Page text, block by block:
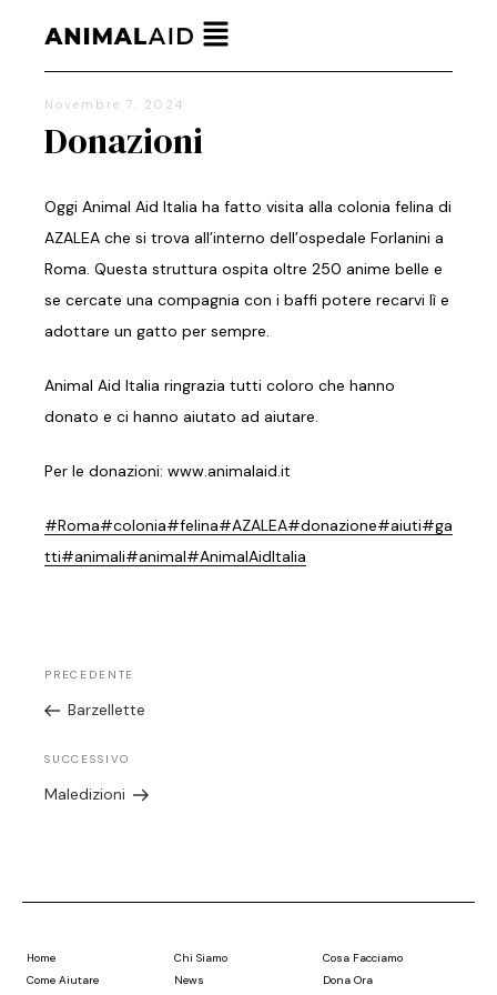
Novembre 7, 2024
Donazioni
Oggi Animal Aid Italia ha fatto visita alla colonia felina di
AZALEA che si trova all’interno dell’ospedale Forlanini a
Roma. Questa struttura ospita oltre 250 anime belle e
se cercate una compagnia con i baffi potere recarvi lì e
adottare un gatto per sempre.
Animal Aid Italia ringrazia tutti coloro che hanno
donato e ci hanno aiutato ad aiutare.
Per le donazioni: www.animalaid.it
#Roma#colonia#felina#AZALEA#donazione#aiuti#ga
tti#animali#animal#AnimalAidItalia
PRECEDENTE
Barzellette
SUCCESSIVO
Maledizioni
Home Chi Siamo
Cosa Facciamo
Come Aiutare
News Dona Ora